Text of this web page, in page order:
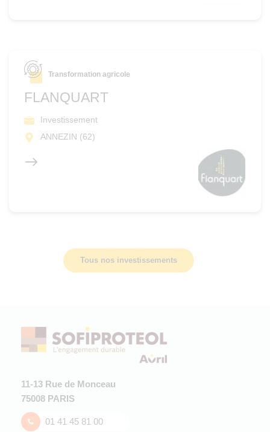
FLANQUART
Transformation agricole
Investissement
ANNEZIN (62)
Tous nos investissements
11-13 Rue de Monceau
75008 PARIS
01 41 45 81 00